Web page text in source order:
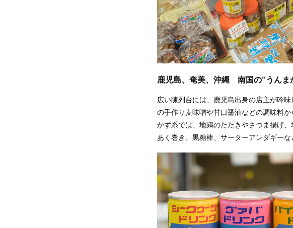
鹿児島、奄美、沖縄 南国の“うんま
広い陳列台には、鹿児島出身の店主が吟
の手作り麦味噌や甘口醤油などの調味料
かず系では、地鶏のたたきやさつま揚げ
あく巻き、黒糖棒、サーターアンダギー